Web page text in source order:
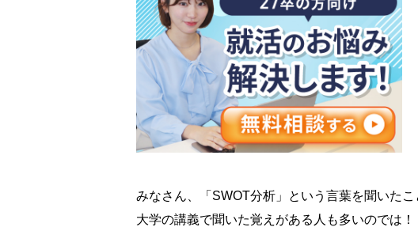
みなさん、「SWOT分析」という言葉を聞いたこ
大学の講義で聞いた覚えがある人も多いのでは！